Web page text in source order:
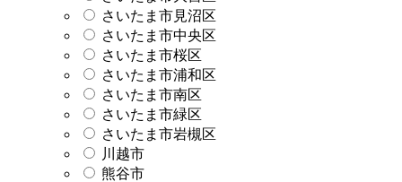
さいたま市見沼区
さいたま市中央区
さいたま市桜区
さいたま市浦和区
さいたま市南区
さいたま市緑区
さいたま市岩槻区
川越市
熊谷市